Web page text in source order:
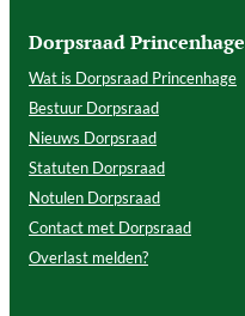
Dorpsraad Princenhage
Wat is Dorpsraad Princenhage
Bestuur Dorpsraad
Nieuws Dorpsraad
Statuten Dorpsraad
Notulen Dorpsraad
Contact met Dorpsraad
Overlast melden?